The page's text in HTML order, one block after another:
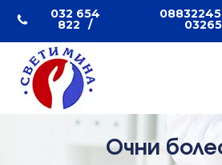
032 654
822
Очни